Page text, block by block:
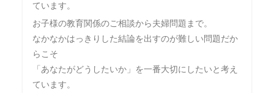
ています。
お子様の教育関係のご相談から夫婦問題まで。
なかなかはっきりした結論を出すのが難しい問題だか
らこそ
「あなたがどうしたいか」を一番大切にしたいと考え
ています。